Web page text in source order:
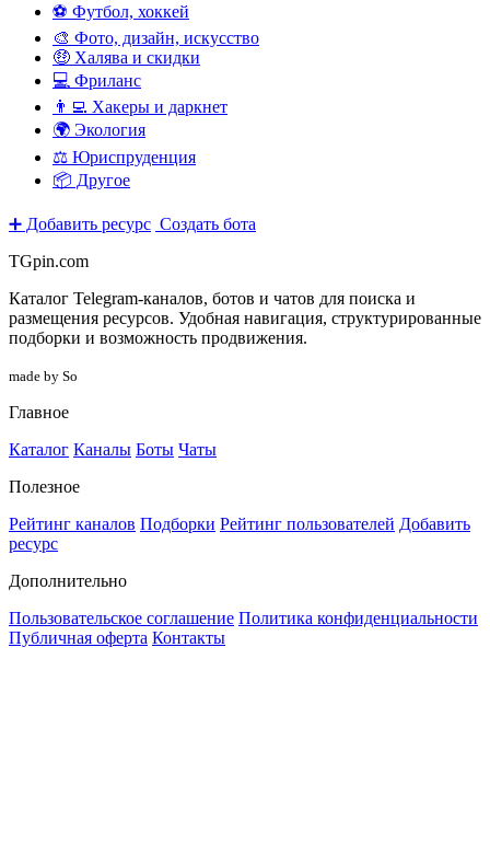
⚽ Футбол, хоккей
🎨 Фото, дизайн, искусство
🤑 Халява и скидки
💻 Фриланс
👨‍💻 Хакеры и даркнет
🌍 Экология
⚖️ Юриспруденция
📦 Другое
➕ Добавить ресурс Создать бота
TGpin.com
Каталог Telegram-каналов, ботов и чатов для поиска и
размещения ресурсов. Удобная навигация, структурированные
подборки и возможность продвижения.
made by So
Главное
Каталог Каналы Боты Чаты
Полезное
Рейтинг каналов Подборки Рейтинг пользователей Добавить
ресурс
Дополнительно
Пользовательское соглашение Политика конфиденциальности
Публичная оферта Контакты